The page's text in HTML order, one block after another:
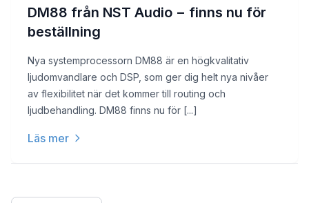
DM88 från NST Audio − finns nu för
beställning
Nya systemprocessorn DM88 är en högkvalitativ
ljudomvandlare och DSP, som ger dig helt nya nivåer
av flexibilitet när det kommer till routing och
ljudbehandling. DM88 finns nu för [...]
Läs mer